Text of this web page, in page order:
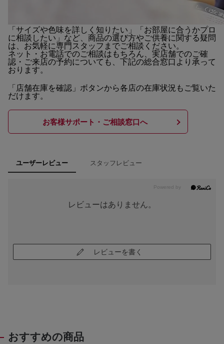
「サイズや色味を詳しく知りたい」「お部屋に合うかプロ
に相談したい」など、商品の選び方やご供養に関する疑問
は、お気軽に専門スタッフまでご相談ください。
ネット・お電話でのご相談はもちろん、実店舗でのご確
認・ご来店の予約についても、下記の総合窓口より承って
おります。
「店舗在庫を確認」ボタンから各店の在庫状況もご覧いた
だけます。
お客様サポート・ご相談窓口へ
ユーザーレビュー スタッフレビュー
レビューはありません。
レビューを書く
おすすめの商品